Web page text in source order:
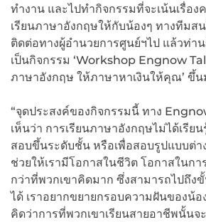
ทำงาน และไปทำกิจกรรมที่จะเน้นเรื่อ
เรียนภาษาอังกฤษให้กับน้องๆ ทางทีมสน
ติดต่อทางผู้อำนวยการศูนย์ฯไป แล้วท่า
เป็นกิจกรรม ‘Workshop Engnow
ภาษาอังกฤษ ให้ภาษาหาเงินให้คุณ’ ขึ้น
“จุดประสงค์ของกิจกรรมนี้ ทาง
เห็นว่า การเรียนภาษาอังกฤษไม่ได้เรียน
สอบขึ้นระดับชั้น หรือเพื่อสอบรูปแบบต่า
ช่วยให้เรามีโอกาสในชีวิต โอกาสในก
กว่าที่พวกเขาคิดมาก ซึ่งสามารถไปถึง
ได้ เราอยากขยายกรอบความฝันของน้อ
คิดว่าการที่พวกเขาเรียนสายอาชีพนั้นจ